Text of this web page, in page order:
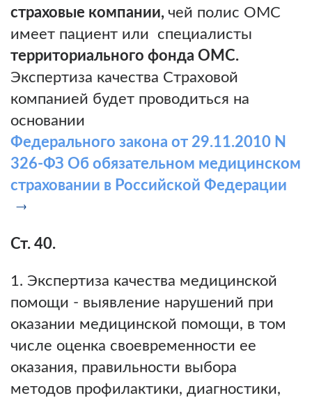
страховые компании, чей полис ОМС
имеет пациент или специалисты
территориального фонда ОМС.
Экспертиза качества Страховой
компанией будет проводиться на
основании
Федерального закона от 29.11.2010 N
326-ФЗ Об обязательном медицинском
страховании в Российской Федерации
Ст. 40.
Экспертиза качества медицинской
помощи - выявление нарушений при
оказании медицинской помощи, в том
числе оценка своевременности ее
оказания, правильности выбора
методов профилактики, диагностики,